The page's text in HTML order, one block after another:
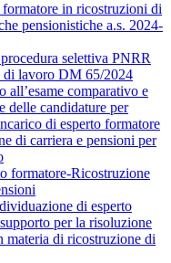
formatore in ricostruzioni di
pensionistiche a.s. 2024-
selettiva PNRR
lavoro DM 65/2024
all’esame comparativo e
delle candidature per
di esperto formatore
di carriera e pensioni per
formatore-Ricostruzione
di esperto
per la risoluzione
materia di ricostruzione di